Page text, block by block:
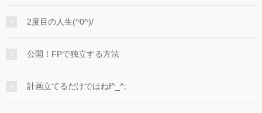
2度目の人生(^0^)/
公開！FPで独立する方法
計画立てるだけではねf^_^;